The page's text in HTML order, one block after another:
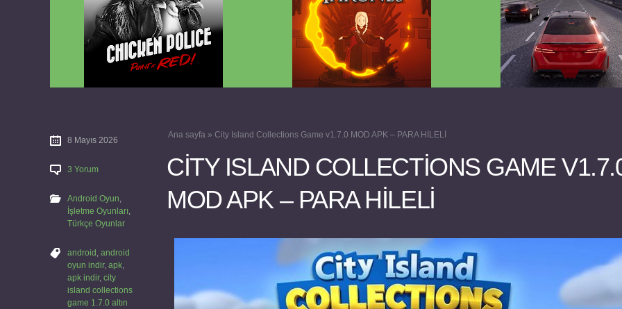
Ana sayfa » City Island Collections Game v1.7.0 MOD APK – PARA HİLELİ
CITY ISLAND COLLECTIONS GAME
MOD APK – PARA HİLELİ
8 Mayıs 2026
3 Yorum
Android Oyun,
İşletme Oyunları,
Türkçe Oyunlar
android , android
oyun indir, apk,
apk indir, city
island collections
game 1.7.0 altın